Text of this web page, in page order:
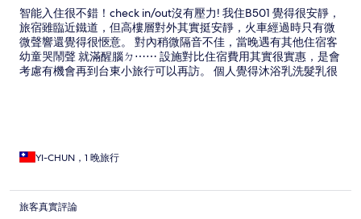
智能入住很不錯！check in/out沒有壓力! 我住B501 覺得很安靜，
旅宿雖臨近鐵道，但高樓層對外其實挺安靜，火車經過時只有微
微聲響還覺得很愜意。 對內稍微隔音不佳，當晚遇有其他住宿客
幼童哭鬧聲 就滿醒腦ㄉ⋯⋯ 設施對比住宿費用其實很實惠，是會
考慮有機會再到台東小旅行可以再訪。 個人覺得沐浴乳洗髮乳很
YI-CHUN，1 晚旅行
旅客真實評論